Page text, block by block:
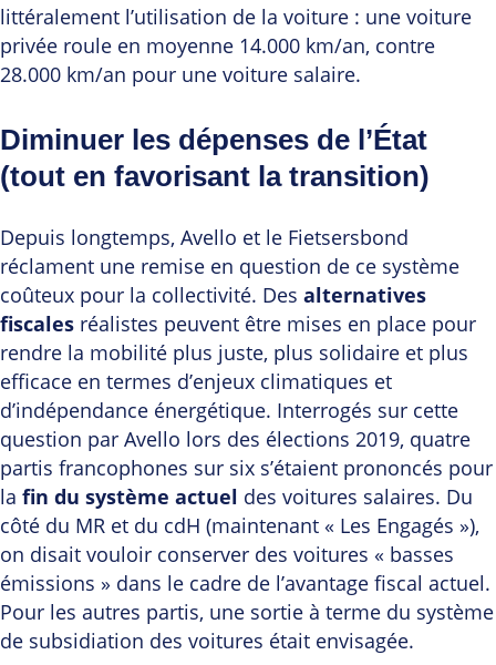
littéralement l’utilisation de la voiture : une voiture
privée roule en moyenne 14.000 km/an, contre
28.000 km/an pour une voiture salaire.
Diminuer les dépenses de l’État
(tout en favorisant la transition)
Depuis longtemps, Avello et le Fietsersbond
réclament une remise en question de ce système
coûteux pour la collectivité. Des alternatives
fiscales réalistes peuvent être mises en place pour
rendre la mobilité plus juste, plus solidaire et plus
efficace en termes d’enjeux climatiques et
d’indépendance énergétique. Interrogés sur cette
question par Avello lors des élections 2019, quatre
partis francophones sur six s’étaient prononcés pour
la fin du système actuel des voitures salaires. Du
côté du MR et du cdH (maintenant « Les Engagés »),
on disait vouloir conserver des voitures « basses
émissions » dans le cadre de l’avantage fiscal actuel.
Pour les autres partis, une sortie à terme du système
de subsidiation des voitures était envisagée.